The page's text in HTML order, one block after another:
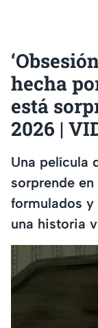
hecha
está
2026 |
Una película
sorprende
formulados y
una historia